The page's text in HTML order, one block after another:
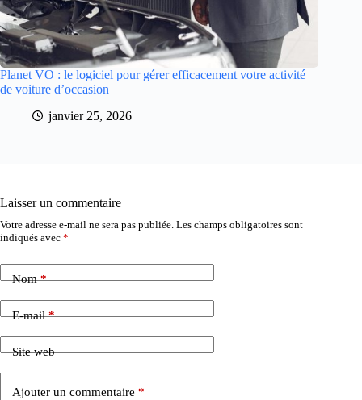
Planet VO : le logiciel pour gérer efficacement votre activité
de voiture d’occasion
janvier 25, 2026
Laisser un commentaire
Votre adresse e-mail ne sera pas publiée. Les champs obligatoires sont
indiqués avec *
Nom*
E-mail*
Site web
Ajouter un commentaire *